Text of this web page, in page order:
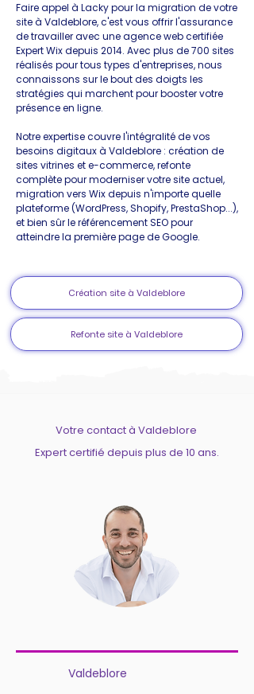
Faire appel à Lacky pour la migration de votre
site à Valdeblore, c'est vous offrir l'assurance
de travailler avec une agence web certifiée
Expert Wix depuis 2014. Avec plus de 700 sites
réalisés pour tous types d'entreprises, nous
connaissons sur le bout des doigts les
stratégies qui marchent pour booster votre
présence en ligne.
Notre expertise couvre l'intégralité de vos
besoins digitaux à Valdeblore : création de
sites vitrines et e-commerce, refonte
complète pour moderniser votre site actuel,
migration vers Wix depuis n'importe quelle
plateforme (WordPress, Shopify, PrestaShop...),
et bien sûr le référencement SEO pour
atteindre la première page de Google.
Création site à Valdeblore
Refonte site à Valdeblore
Votre contact à Valdeblore
Expert certifié depuis plus de 10 ans.
Valdeblore